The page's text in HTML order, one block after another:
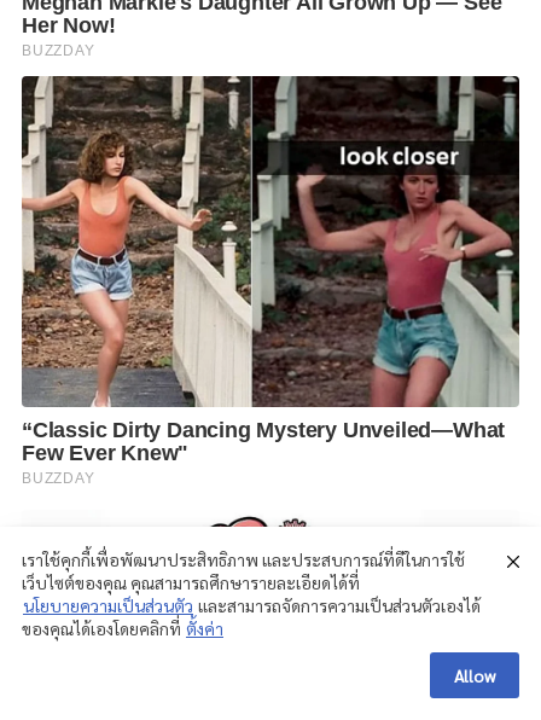
เราใช้คุกกี้เพื่อพัฒนาประสิทธิภาพ และประสบการณ์ที่ดีในการใช้
เว็บไซต์ของคุณ คุณสามารถศึกษารายละเอียดได้ที่
นโยบายความเป็นส่วนตัว และสามารถจัดการความเป็นส่วนตัวเองได้
ของคุณได้เองโดยคลิกที่ ตั้งค่า
Allow